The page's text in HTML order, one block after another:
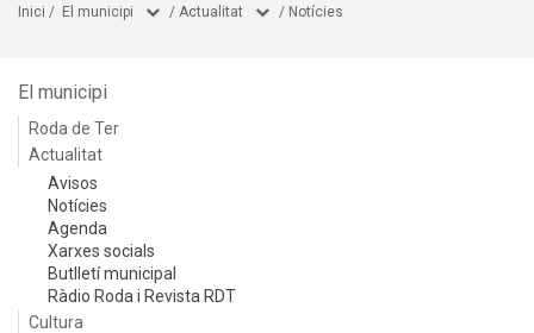
Inici / El municipi / Actualitat / Notícies
El municipi
Roda de Ter
Actualitat
Avisos
Notícies
Agenda
Xarxes socials
Butlletí municipal
Ràdio Roda i Revista RDT
Cultura